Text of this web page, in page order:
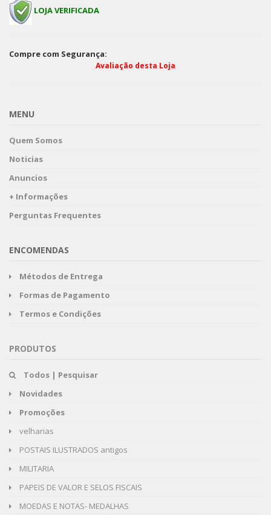
LOJA VERIFICADA
Compre com Segurança:
Avaliação desta Loja
MENU
Quem Somos
Noticias
Anuncios
+ Informações
Perguntas Frequentes
ENCOMENDAS
Métodos de Entrega
Formas de Pagamento
Termos e Condições
PRODUTOS
Todos | Pesquisar
Novidades
Promoções
velharias
POSTAIS ILUSTRADOS antigos
MILITARIA
PAPEIS DE VALOR E SELOS FISCAIS
MOEDAS E NOTAS- MEDALHAS